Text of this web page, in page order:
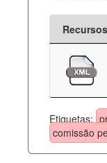
Recursos
Etiquetas:
comissão